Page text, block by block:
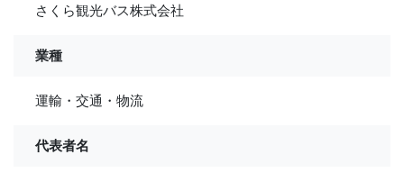
さくら観光バス株式会社
業種
運輸・交通・物流
代表者名